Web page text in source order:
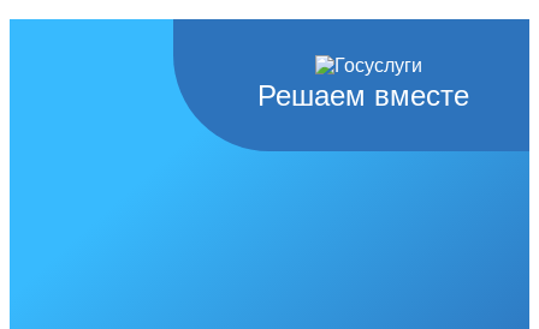
Решаем вместе